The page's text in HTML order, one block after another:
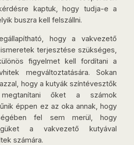
kaptuk, hogy tudja-e a
buszra kell felszállni.
hogy a vakvezető
terjesztése szükséges,
figyelmet kell fordítani a
megváltoztatására. Sokan
hogy a kutyák színtévesztők
őket a számok
éppen ez az oka annak, hogy
fel sem merül, hogy
a vakvezető kutyával
számára.